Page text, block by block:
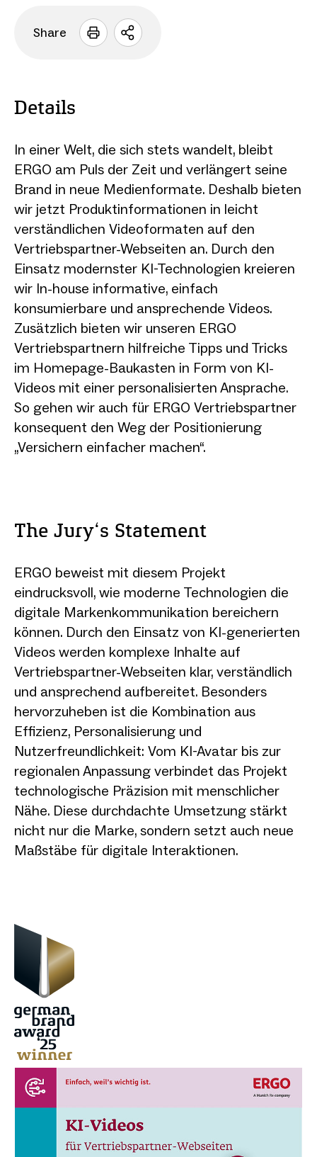
Share
Sharing
Details
In einer Welt, die sich stets wandelt, bleibt
ERGO am Puls der Zeit und verlängert seine
Brand in neue Medienformate. Deshalb bieten
wir jetzt Produktinformationen in leicht
verständlichen Videoformaten auf den
Vertriebspartner-Webseiten an. Durch den
Einsatz modernster KI-Technologien kreieren
wir In-house informative, einfach
konsumierbare und ansprechende Videos.
Zusätzlich bieten wir unseren ERGO
Vertriebspartnern hilfreiche Tipps und Tricks
im Homepage-Baukasten in Form von KI-
Videos mit einer personalisierten Ansprache.
So gehen wir auch für ERGO Vertriebspartner
konsequent den Weg der Positionierung
„Versichern einfacher machen“.
The Jury‘s Statement
ERGO beweist mit diesem Projekt
eindrucksvoll, wie moderne Technologien die
digitale Markenkommunikation bereichern
können. Durch den Einsatz von KI-generierten
Videos werden komplexe Inhalte auf
Vertriebspartner-Webseiten klar, verständlich
und ansprechend aufbereitet. Besonders
hervorzuheben ist die Kombination aus
Effizienz, Personalisierung und
Nutzerfreundlichkeit: Vom KI-Avatar bis zur
regionalen Anpassung verbindet das Projekt
technologische Präzision mit menschlicher
Nähe. Diese durchdachte Umsetzung stärkt
nicht nur die Marke, sondern setzt auch neue
Maßstäbe für digitale Interaktionen.